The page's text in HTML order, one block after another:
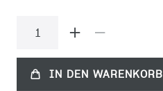
IN DEN WARENKORB